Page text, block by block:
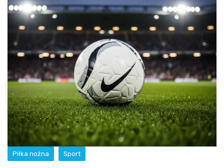
Piłka nożna Sport